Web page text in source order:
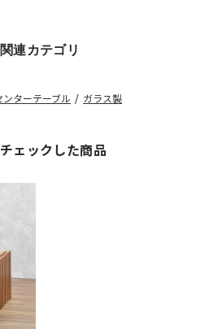
関連カテゴリ
ンターテーブル / ガラス製
ェックした商品